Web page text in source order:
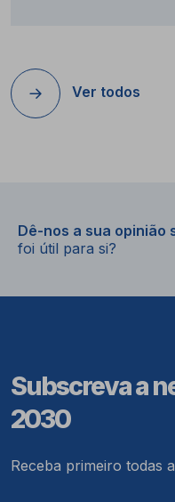
Ver todos
Dê-nos a sua opinião
foi útil para si?
Subscreva a
2030
Receba primeiro todas